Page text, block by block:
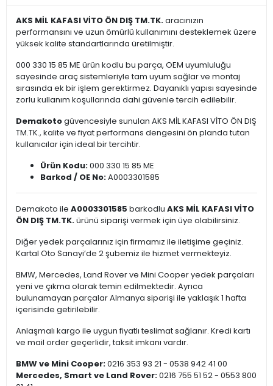
AKS MİL KAFASI VİTO ÖN DIŞ TM.TK.aracınızın
performansını ve uzun ömürlü kullanımını desteklemek üzere
yüksek kalite standartlarında üretilmiştir.
000 330 15 85 ME ürün kodlu bu parça, OEM uyumluluğu
sayesinde araç sistemleriyle tam uyum sağlar ve montaj
sırasında ek bir işlem gerektirmez. Dayanıklı yapısı sayesinde
zorlu kullanım koşullarında dahi güvenle tercih edilebilir.
Demakotogüvencesiyle sunulan AKS MİL KAFASI VİTO ÖN DIŞ
TM.TK., kalite ve fiyat performans dengesini ön planda tutan
kullanıcılar için ideal bir tercihtir.
Ürün Kodu:000 330 15 85 ME
Barkod / OE No:A0003301585
Demakoto ile A0003301585 barkodlu AKS MİL KAFASI VİTO
ÖN DIŞ TM.TK.ürünü siparişi vermek için üye olabilirsiniz.
Diğer yedek parçalarınız için firmamız ile iletişime geçiniz.
Kartal Oto Sanayi’de 2 şubemiz ile hizmet vermekteyiz.
BMW, Mercedes, Land Rover ve Mini Cooper yedek parçaları
yeni ve çıkma olarak temin edilmektedir. Ayrıca
bulunamayan parçalar Almanya siparişi ile yaklaşık 1 hafta
içerisinde getirilebilir.
Anlaşmalı kargo ile uygun fiyatlı teslimat sağlanır. Kredi kartı
ve mail order geçerlidir, taksit imkanı vardır.
BMW ve Mini Cooper:0216 353 93 21 - 0538 942 41 00
Mercedes, Smart ve Land Rover:0216 755 51 52 - 0553 800